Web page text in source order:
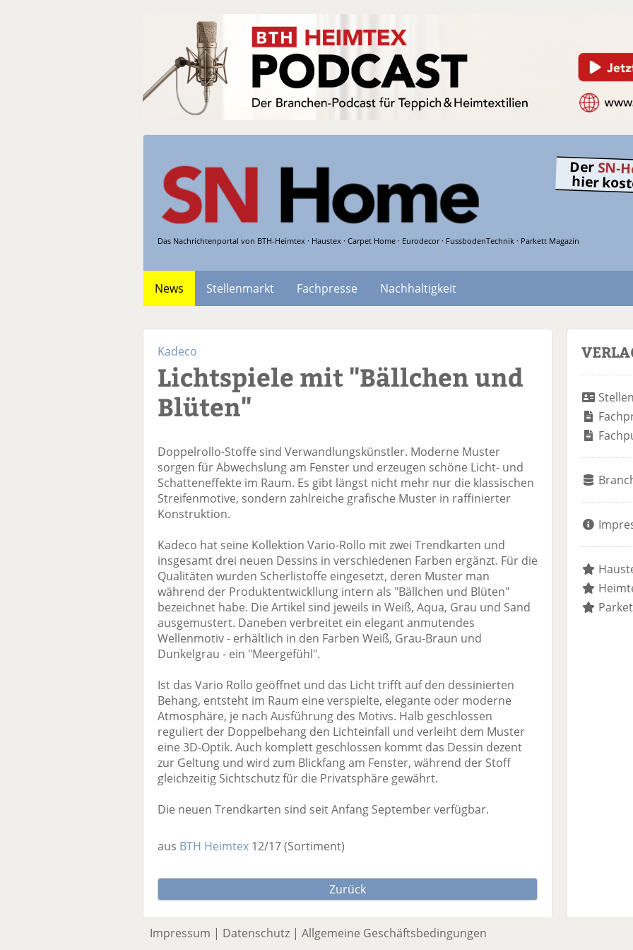
Das Nachrichtenportal von BTH-Heimtex · Haustex · Carpet Home · Eurodecor · FussbodenTechnik · Parkett Magazin
Der SN-
hier
News Stellenmarkt Fachpresse
Nachhaltigkeit
Kadeco
Lichtspiele mit "Bällchen und
Blüten"
Doppelrollo-Stoffe sind Verwandlungskünstler. Moderne Muster
sorgen für Abwechslung am Fenster und erzeugen schöne Licht- und
Schatteneffekte im Raum. Es gibt längst nicht mehr nur die klassischen
Streifenmotive, sondern zahlreiche grafische Muster in raffinierter
Konstruktion.
Kadeco hat seine Kollektion Vario-Rollo mit zwei Trendkarten und
insgesamt drei neuen Dessins in verschiedenen Farben ergänzt. Für die
Qualitäten wurden Scherlistoffe eingesetzt, deren Muster man
während der Produktentwickllung intern als "Bällchen und Blüten"
bezeichnet habe. Die Artikel sind jeweils in Weiß, Aqua, Grau und Sand
ausgemustert. Daneben verbreitet ein elegant anmutendes
Wellenmotiv - erhältlich in den Farben Weiß, Grau-Braun und
Dunkelgrau - ein "Meergefühl".
Ist das Vario Rollo geöffnet und das Licht trifft auf den dessinierten
Behang, entsteht im Raum eine verspielte, elegante oder moderne
Atmosphäre, je nach Ausführung des Motivs. Halb geschlossen
reguliert der Doppelbehang den Lichteinfall und verleiht dem Muster
eine 3D-Optik. Auch komplett geschlossen kommt das Dessin dezent
zur Geltung und wird zum Blickfang am Fenster, während der Stoff
gleichzeitig Sichtschutz für die Privatsphäre gewährt.
Die neuen Trendkarten sind seit Anfang September verfügbar.
aus BTH Heimtex 12/17(Sortiment)
Zurück
Impressum | Datenschutz | Allgemeine Geschäftsbedingungen